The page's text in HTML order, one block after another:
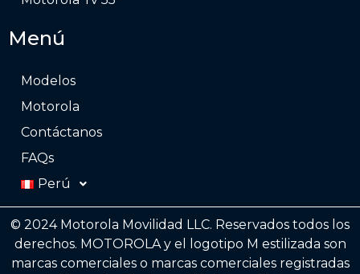
Menú
Modelos
Motorola
Contáctanos
FAQs
Perú
©️ 2024 Motorola Movilidad LLC. Reservados todos los
derechos. MOTOROLA y el logotipo M estilizada son
marcas comerciales o marcas comerciales registradas